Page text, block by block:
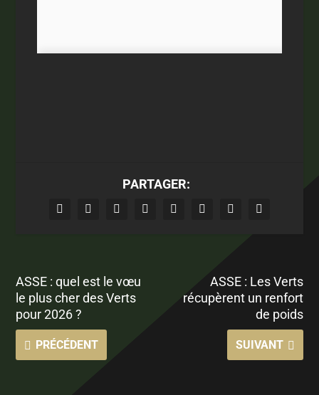
PARTAGER:
ASSE : quel est le vœu
le plus cher des Verts
pour 2026 ?
PRÉCÉDENT
ASSE : Les Verts
récupèrent un renfort
de poids
SUIVANT